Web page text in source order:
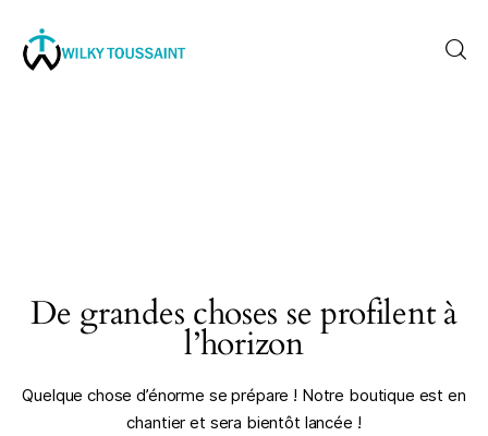
contactez-nous
De grandes choses se profilent à
l’horizon
Quelque chose d’énorme se prépare ! Notre boutique est en
chantier et sera bientôt lancée !